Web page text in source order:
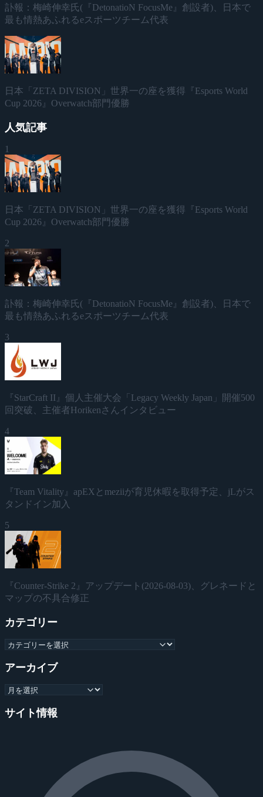
訃報：梅崎伸幸氏(『DetonatioN FocusMe』創設者)、日本で
最も情熱あふれるeスポーツチーム代表
日本「ZETA DIVISION」世界一の座を獲得『Esports World
Cup 2026』Overwatch部門優勝
人気記事
1
日本「ZETA DIVISION」世界一の座を獲得『Esports World
Cup 2026』Overwatch部門優勝
2
訃報：梅崎伸幸氏(『DetonatioN FocusMe』創設者)、日本で
最も情熱あふれるeスポーツチーム代表
3
『StarCraft II』個人主催大会「Legacy Weekly Japan」開催500
回突破、主催者Horikenさんインタビュー
4
『Team Vitality』apEXとmeziiが育児休暇を取得予定、jLがス
タンドイン加入
5
『Counter-Strike 2』アップデート(2026-08-03)、グレネードと
マップの不具合修正
カテゴリー
アーカイブ
サイト情報